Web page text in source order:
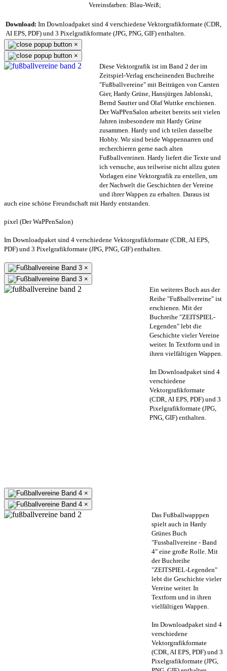
Vereinsfarben: Blau-Weiß;
Download: Im Downloadpaket sind 4 verschiedene Vektorgrafikformate (CDR,
AI EPS, PDF) und 3 Pixelgrafikformate (JPG, PNG, GIF) enthalten.
×
×
Diese Vektorgrafik ist im Band 2 der im
Zeitspiel-Verlag erscheinenden Buchreihe
"Fußballvereine" mit Beiträgen von Carsten
Gier, Hardy Grüne, Hansjürgen Jablonski,
Bernd Sautter und Olaf Wuttke erschienen.
Der WaPPenSalon arbeitet bereits seit vielen
Jahren insbesondere mit Hardy Grüne
zusammen. Hardy und ich teilen dasselbe
Hobby. Wir sind beide Wappennarren und
recherchieren gerne nach alten
Fußballvereinen. Hardy liefert die Texte und
ich versuche, aus teilweise nicht allzu guten
Vorlagen eine Vektorgrafik zu erstellen, um
der Nachwelt die Geschichten der Vereine
und ihrer Wappen zu erhalten. Daraus ist
auch eine schöne Freundschaft mit Hardy entstanden.
pixel (Der WaPPenSalon)
Im Downloadpaket sind 4 verschiedene Vektorgrafikformate (CDR, AI EPS,
PDF) und 3 Pixelgrafikformate (JPG, PNG, GIF) enthalten.
×
×
Ein weiteres Buch aus der
Reihe "Fußballvereine" ist
erschienen. Mit der
Buchreihe "ZEITSPIEL-
Legenden" lebt die
Geschichte vieler Vereine
weiter. In Textform und in
ihren vielfältigen Wappen.
Im Downloadpaket sind 4
verschiedene
Vektorgrafikformate
(CDR, AI EPS, PDF) und 3
Pixelgrafikformate (JPG,
PNG, GIF) enthalten.
×
×
Das Fußballwapppen
spielt auch in Hardy
Grünes Buch
"Fussballvereine - Band
4" eine große Rolle. Mit
der Buchreihe
"ZEITSPIEL-Legenden"
lebt die Geschichte vieler
Vereine weiter. In
Textform und in ihren
vielfältigen Wappen.
Im Downloadpaket sind 4
verschiedene
Vektorgrafikformate
(CDR, AI EPS, PDF) und 3
Pixelgrafikformate (JPG,